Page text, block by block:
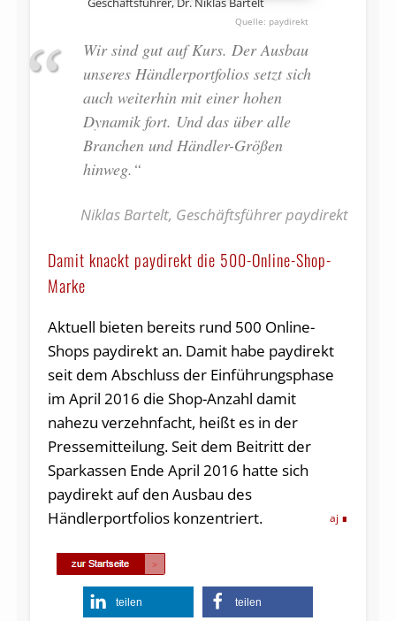
paydirekt
Wir sind gut auf Kurs. Der Ausbau
unseres Händlerportfolios setzt sich
auch weiterhin mit einer hohen
Dynamik fort. Und das über alle
Branchen und Händler-Größen
hinweg.“
Niklas Bartelt, Geschäftsführer paydirekt
Damit knackt paydirekt die 500-Online-Shop-
Marke
Aktuell bieten bereits rund 500 Online-
Shops paydirekt an. Damit habe paydirekt
seit dem Abschluss der Einführungsphase
im April 2016 die Shop-Anzahl damit
nahezu verzehnfacht, heißt es in der
Pressemitteilung. Seit dem Beitritt der
Sparkassen Ende April 2016 hatte sich
paydirekt auf den Ausbau des
Händlerportfolios konzentriert.
aj
teilen teilen